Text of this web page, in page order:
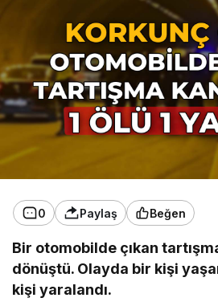
0 Paylaş Beğen
Bir otomobilde çıkan
dönüştü. Olayda bir kişi
kişi yaralandı.